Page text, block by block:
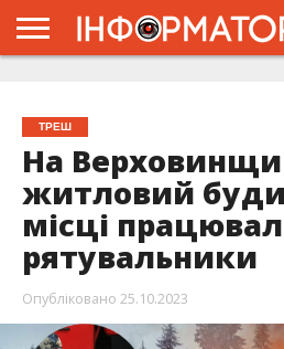
ТРЕШ
На
житловий
місці
рятувальники
Опубліковано 25.10.2023